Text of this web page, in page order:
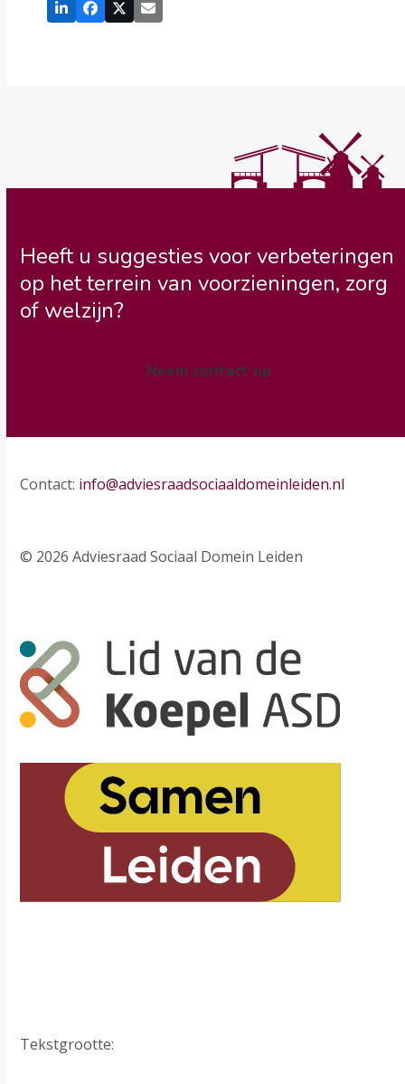
Heeft u suggesties voor verbeteringen
op het terrein van voorzieningen, zorg
of welzijn?
Neem contact op
Contact: info@adviesraadsociaaldomeinleiden.nl
© 2026 Adviesraad Sociaal Domein Leiden
Tekstgrootte: